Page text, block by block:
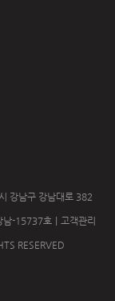
강남구 강남대로 382
-15737호｜고객관리
RESERVED